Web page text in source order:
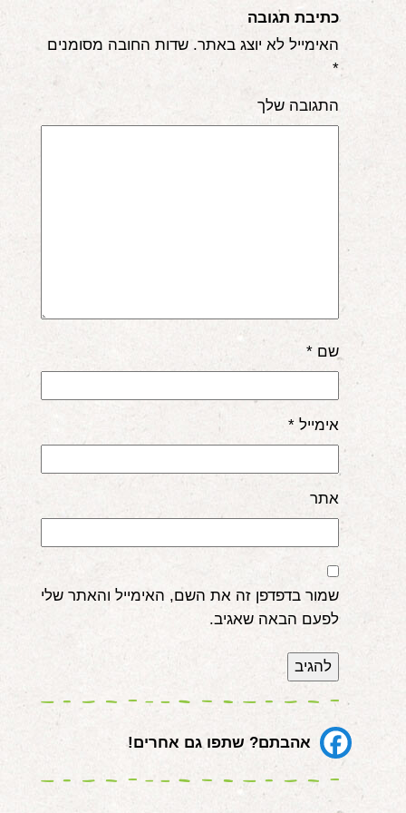
כתיבת תגובה
האימייל לא יוצג באתר. שדות החובה מסומנים
*
התגובה שלך
שם *
אימייל *
אתר
שמור בדפדפן זה את השם, האימייל והאתר שלי
לפעם הבאה שאגיב.
אהבתם? שתפו גם אחרים!